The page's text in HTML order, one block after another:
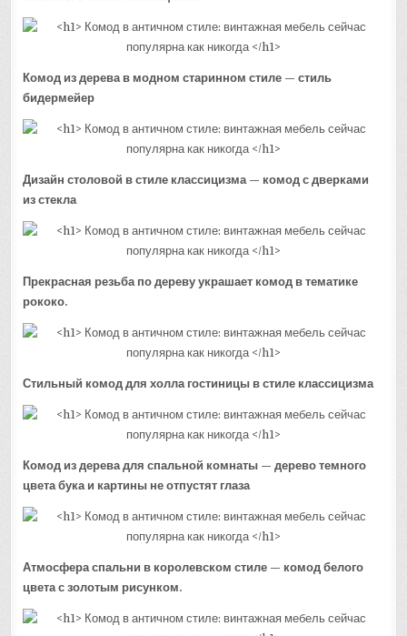
Комод из дерева в модном старинном стиле — стиль
бидермейер
Дизайн столовой в стиле классицизма — комод с дверками
из стекла
Прекрасная резьба по дереву украшает комод в тематике
рококо.
Стильный комод для холла гостиницы в стиле классицизма
Комод из дерева для спальной комнаты — дерево темного
цвета бука и картины не отпустят глаза
Атмосфера спальни в королевском стиле — комод белого
цвета с золотым рисунком.